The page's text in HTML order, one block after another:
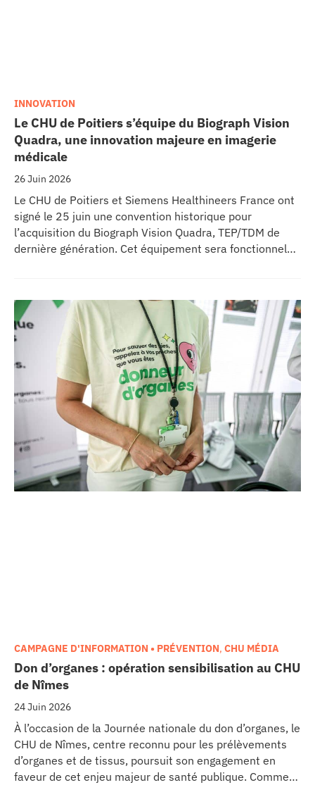
Le CHU de Poitiers s’équipe du Biograph Vision
Quadra, une innovation majeure en imagerie
médicale
26 Juin 2026
INNOVATION
Le CHU de Poitiers et Siemens Healthineers France ont
signé le 25 juin une convention historique pour
l’acquisition du Biograph Vision Quadra, TEP/TDM de
dernière génération. Cet équipement sera fonctionnel
l’excellence clinique et scientifique de l’établissement.
Ce projet représente un investissement de 9,5 millions
d’euros pour l’acquisition et l’installation de
l’équipement au cœur même du pôle régional de
cancérologie.
Don d’organes : opération sensibilisation au CHU
de Nîmes
24 Juin 2026
CAMPAGNE D'INFORMATION • PRÉVENTION, CHU MÉDIA
À l’occasion de la Journée nationale du don d’organes, le
CHU de Nîmes, centre reconnu pour les prélèvements
d’organes et de tissus, poursuit son engagement en
faveur de cet enjeu majeur de santé publique. Comme